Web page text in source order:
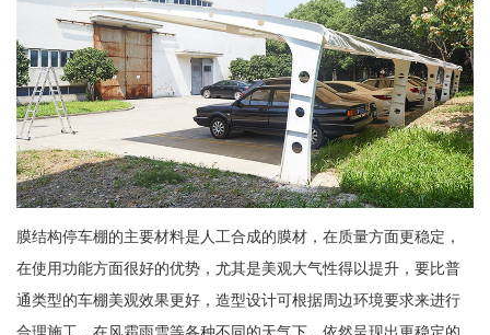
膜结构停车棚的主要材料是人工合成的膜材，在质量方面更稳定，
在使用功能方面很好的优势，尤其是美观大气性得以提升，要比普
通类型的车棚美观效果更好，造型设计可根据周边环境要求来进行
合理施工，在风霜雨雪等各种不同的天气下，依然呈现出更稳定的